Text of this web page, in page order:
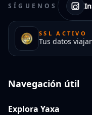
SÍGUENOS
SSL ACTIVO
Tus datos
Navegación útil
Explora Yaxa